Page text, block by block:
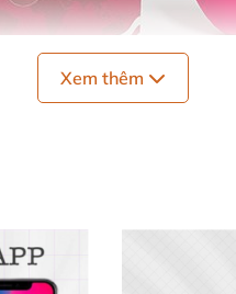
Xem thêm